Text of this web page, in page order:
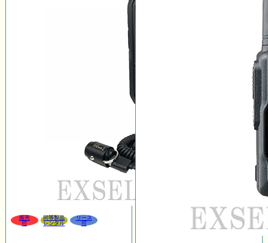
販売
可
同等製品
レンタル
リース
可